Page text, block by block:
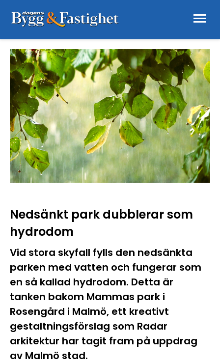
Nedsänkt park dubblerar som
hydrodom
Vid stora skyfall fylls den nedsänkta
parken med vatten och fungerar som
en så kallad hydrodom. Detta är
tanken bakom Mammas park i
Rosengård i Malmö, ett kreativt
gestaltningsförslag som Radar
arkitektur har tagit fram på uppdrag
av Malmö stad.